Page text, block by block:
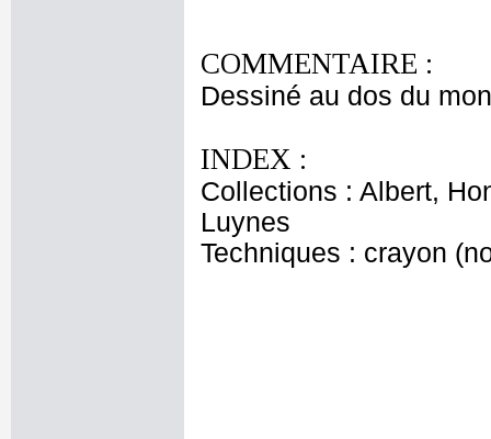
COMMENTAIRE :
Dessiné au dos du
INDEX :
Collections : Albert,
Luynes
Techniques : crayon